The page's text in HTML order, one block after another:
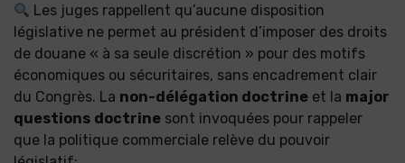
Les juges rappellent qu’aucune disposition
législative ne permet au président d’imposer des droits
de douane « à sa seule discrétion » pour des motifs
économiques ou sécuritaires, sans encadrement clair
du Congrès. La non-délégation doctrine et la major
questions doctrine sont invoquées pour rappeler
que la politique commerciale relève du pouvoir